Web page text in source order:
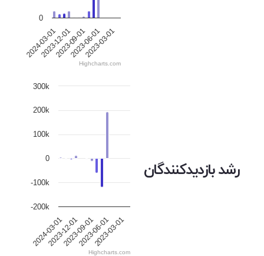
2024-03-01
2023-12-01
2023-09-01
2023-06-01
2023-03-01
0
Highcharts.com
رشد بازدیدکنندگان
2024-03-01
2023-12-012023-09-012023-06-01
2023-03-01
-200k
-100k
0
100k
200k
300k
Highcharts.com